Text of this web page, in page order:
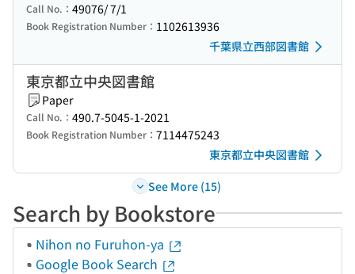
Call No.： 49076/ 7/1
Book Registration Number： 1102613936
千葉県立西部図書館
東京都立中央図書館
Paper
Call No.： 490.7-5045-1-2021
Book Registration Number： 7114475243
東京都立中央図書館
See More (15)
Search by Bookstore
Nihon no Furuhon-ya
Google Book Search